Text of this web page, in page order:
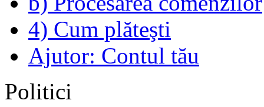
4) Cum plăteşti
Ajutor: Contul tău
Politici